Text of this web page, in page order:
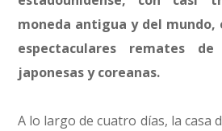
moneda antigua y del mundo,
espectaculares remates de
japonesas y coreanas.
A lo largo de cuatro días, la casa